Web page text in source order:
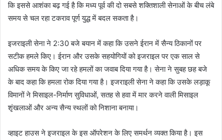
कि इससे आशंका बढ़ गई है कि मध्य पूर्व की दो सबसे शक्तिशाली सेनाओं के बीच लंबे
समय से चल रहा टकराव पूर्ण युद्ध में बदल सकता है।
इजराइली सेना ने 2:30 बजे बयान में कहा कि उसने ईरान में सैन्य ठिकानों पर
सटीक हमले किए। ईरान और उसके सहयोगियों को इजराइल पर एक साल से
अधिक समय के किए जा रहे हमलों का जवाब दिया गया है। सेना ने सुबह छह बजे
के बाद कहा कि हमला रोक दिया गया है। इजराइली सेना ने कहा कि उसके लड़ाकू
विमानों ने मिसाइल-निर्माण सुविधाओं, सतह से हवा में मार करने वाली मिसाइल
शृंखलाओं और अन्य सैन्य स्थलों को निशाना बनाया।
व्हाइट हाउस ने इजराइल के इस ऑपरेशन के लिए समर्थन व्यक्त किया है। इस